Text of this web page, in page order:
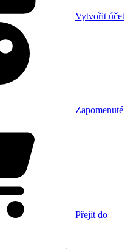
Vytvořit účet
Zapomenuté
Přejít do